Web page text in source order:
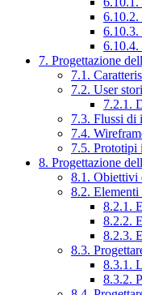
6.10.2.
6.10.3.
6.10.4.
7. Progettazione
7.1.
7.2. User
7.2.1.
7.3. Flussi di
7.4.
7.5. Prototipi
8. Progettazione
8.1. Obiettivi
8.2. Elementi
8.2.1.
8.2.2.
8.2.3.
8.3.
8.3.1.
8.3.2.